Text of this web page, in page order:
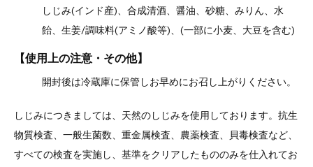
しじみ(インド産)、合成清酒、醤油、砂糖、みりん、水
飴、生姜/調味料(アミノ酸等)、(一部に小麦、大豆を含む)
【使用上の注意・その他】
開封後は冷蔵庫に保管しお早めにお召し上がりください。
しじみにつきましては、天然のしじみを使用しております。抗生
物質検査、一般生菌数、重金属検査、農薬検査、貝毒検査など、
すべての検査を実施し、基準をクリアしたもののみを仕入れてお